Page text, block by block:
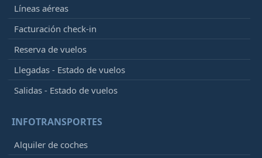
Líneas aéreas
Facturación check-in
Reserva de vuelos
Llegadas - Estado de vuelos
Salidas - Estado de vuelos
INFOTRANSPORTES
Alquiler de coches